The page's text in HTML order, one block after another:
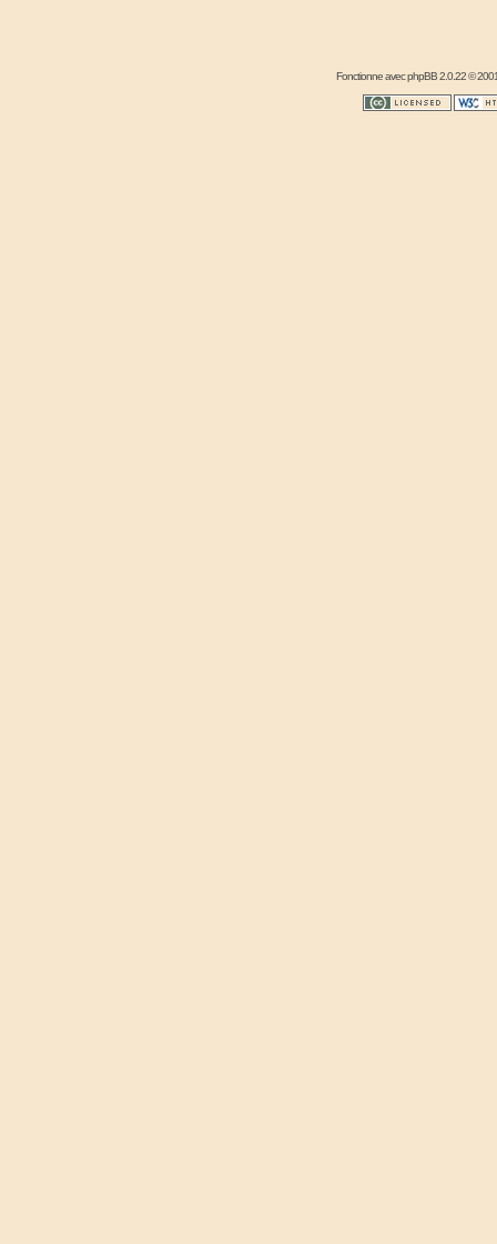
Fonctionne avecphpBB2.0.22 ©